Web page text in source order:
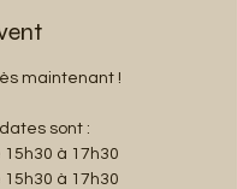
maintenant !
sont :
à 17h30
à 17h30